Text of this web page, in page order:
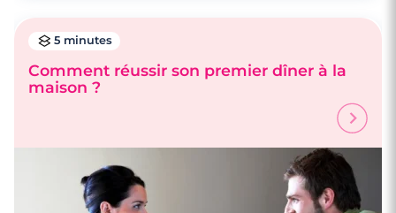
5 minutes
Comment réussir son premier dîner à la
maison ?